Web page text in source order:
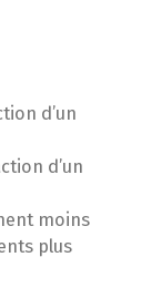
d’un
d’un
moins
plus